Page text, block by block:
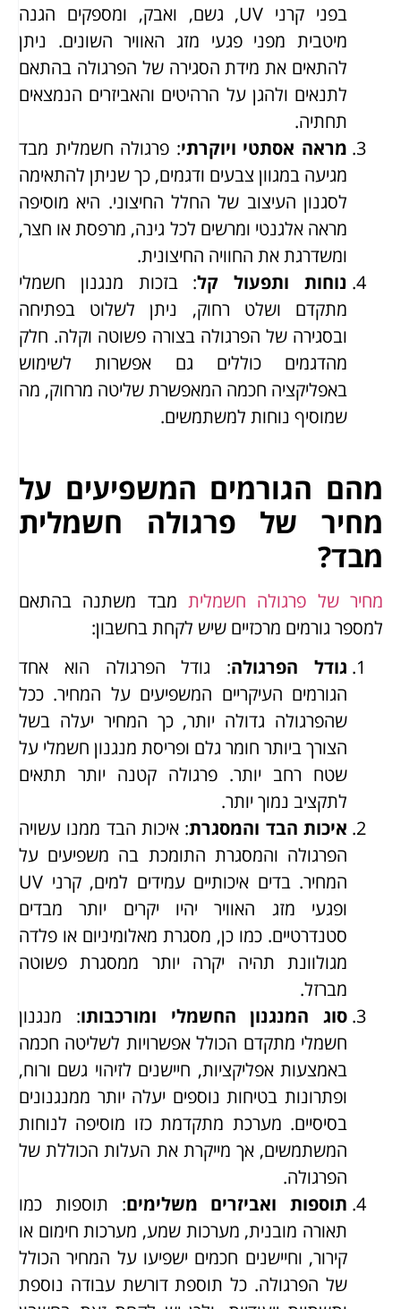
בפני קרני UV, גשם, ואבק, ומספקים הגנה
מיטבית מפני פגעי מזג האוויר השונים. ניתן
להתאים את מידת הסגירה של הפרגולה בהתאם
לתנאים ולהגן על הרהיטים והאביזרים הנמצאים
תחתיה.
מראה אסתטי ויוקרתי: פרגולה חשמלית מבד
מגיעה במגוון צבעים ודגמים, כך שניתן להתאימה
לסגנון העיצוב של החלל החיצוני. היא מוסיפה
מראה אלגנטי ומרשים לכל גינה, מרפסת או חצר,
ומשדרגת את החוויה החיצונית.
נוחות ותפעול קל: בזכות מנגנון חשמלי
מתקדם ושלט רחוק, ניתן לשלוט בפתיחה
ובסגירה של הפרגולה בצורה פשוטה וקלה. חלק
מהדגמים כוללים גם אפשרות לשימוש
באפליקציה חכמה המאפשרת שליטה מרחוק, מה
שמוסיף נוחות למשתמשים.
מהם הגורמים המשפיעים על
מחיר של פרגולה חשמלית
מבד?
מחיר של פרגולה חשמלית מבד משתנה בהתאם
למספר גורמים מרכזיים שיש לקחת בחשבון:
גודל הפרגולה: גודל הפרגולה הוא אחד
הגורמים העיקריים המשפיעים על המחיר. ככל
שהפרגולה גדולה יותר, כך המחיר יעלה בשל
הצורך ביותר חומר גלם ופריסת מנגנון חשמלי על
שטח רחב יותר. פרגולה קטנה יותר תתאים
לתקציב נמוך יותר.
איכות הבד והמסגרת: איכות הבד ממנו עשויה
הפרגולה והמסגרת התומכת בה משפיעים על
המחיר. בדים איכותיים עמידים למים, קרני UV
ופגעי מזג האוויר יהיו יקרים יותר מבדים
סטנדרטיים. כמו כן, מסגרת מאלומיניום או פלדה
מגולוונת תהיה יקרה יותר ממסגרת פשוטה
מברזל.
סוג המנגנון החשמלי ומורכבותו: מנגנון
חשמלי מתקדם הכולל אפשרויות לשליטה חכמה
באמצעות אפליקציות, חיישנים לזיהוי גשם ורוח,
ופתרונות בטיחות נוספים יעלה יותר ממנגנונים
בסיסיים. מערכת מתקדמת כזו מוסיפה לנוחות
המשתמשים, אך מייקרת את העלות הכוללת של
הפרגולה.
תוספות ואביזרים משלימים: תוספות כמו
תאורה מובנית, מערכות שמע, מערכות חימום או
קירור, וחיישנים חכמים ישפיעו על המחיר הכולל
של הפרגולה. כל תוספת דורשת עבודה נוספת